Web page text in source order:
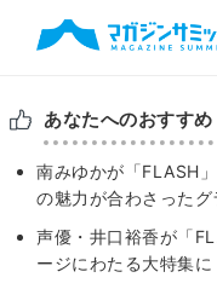
あなたへのおすすめ
南みゆかが「FLASH
の魅力が合わさったグ
声優・井口裕香が「
ージにわたる大特集に